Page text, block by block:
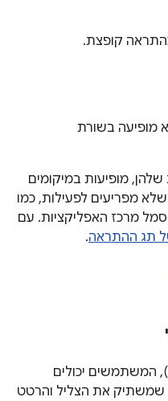
קופצת.
מופיעה בשורת
מופיעות במיקומים
מפריעים לפעילות, כמו
מרכז האפליקציות. עם
תג ההתראה.
החל מ-Android 5.0 (רמת API‏ 21), המשתמשים יכולים
שמשתיק את הצליל והרטט